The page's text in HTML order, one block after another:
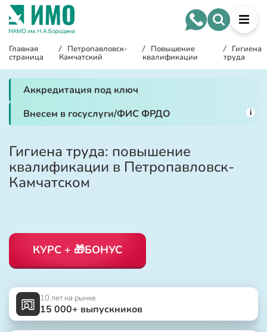
Главная
страница
/ Петропавловск-
Камчатский
/ Повышение
квалификации
/ Гигиена
труда
Аккредитация под ключ
Внесем в госуслуги/ФИС ФРДО
i
Гигиена труда: повышение
квалификации в Петропавловск-
Камчатском
КУРС + 🎁БОНУС
10 лет на рынке
15 000+ выпускников